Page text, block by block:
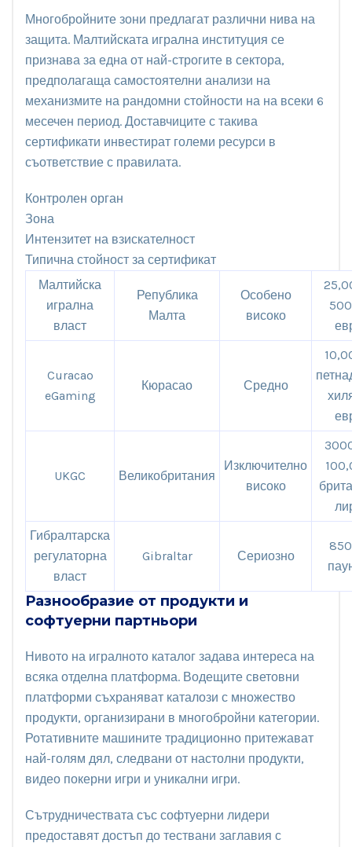
Многобройните зони предлагат различни нива на
защита. Малтийската игрална институция се
признава за една от най-строгите в сектора,
предполагаща самостоятелни анализи на
механизмите на рандомни стойности на на всеки 6
месечен период. Доставчиците с такива
сертификати инвестират големи ресурси в
съответствие с правилата.
Контролен орган
Зона
Интензитет на взискателност
Типична стойност за сертификат
Малтийска
игрална
власт
Република
Малта
Особено
високо
Curacao
eGaming
Кюрасао Средно
UKGC Великобритания
Изключително
високо
Гибралтарска
регулаторна
власт
Gibraltar Сериозно
Разнообразие от продукти и
софтуерни партньори
Нивото на игралното каталог задава интереса на
всяка отделна платформа. Водещите световни
платформи съхраняват каталози с множество
продукти, организирани в многобройни категории.
Ротативните машините традиционно притежават
най-голям дял, следвани от настолни продукти,
видео покерни игри и уникални игри.
Сътрудничествата със софтуерни лидери
предоставят достъп до тествани заглавия с